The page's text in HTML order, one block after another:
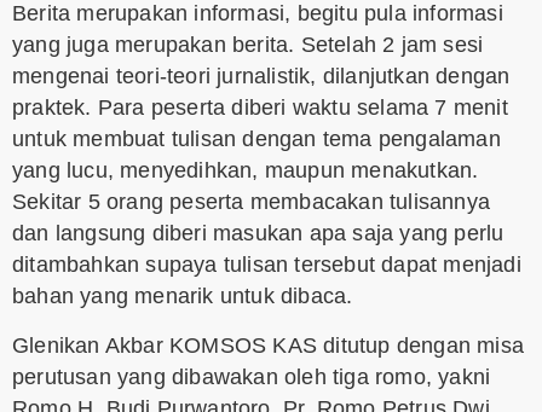
Berita merupakan informasi, begitu pula informasi
yang juga merupakan berita. Setelah 2 jam sesi
mengenai teori-teori jurnalistik, dilanjutkan dengan
praktek. Para peserta diberi waktu selama 7 menit
untuk membuat tulisan dengan tema pengalaman
yang lucu, menyedihkan, maupun menakutkan.
Sekitar 5 orang peserta membacakan tulisannya
dan langsung diberi masukan apa saja yang perlu
ditambahkan supaya tulisan tersebut dapat menjadi
bahan yang menarik untuk dibaca.
Glenikan Akbar KOMSOS KAS ditutup dengan misa
perutusan yang dibawakan oleh tiga romo, yakni